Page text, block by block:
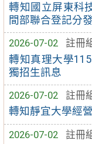
轉知國立屏東科
間部聯合登記分
2026-07-02
註冊
轉知真理大學
獨招生訊息
2026-07-02
註冊
轉知靜宜大學經
2026-07-02
註冊